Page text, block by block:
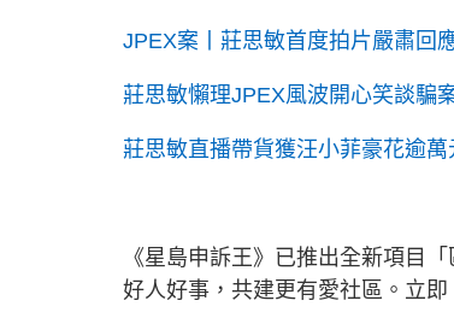
JPEX案丨莊思敏首度拍片嚴肅回
莊思敏懶理JPEX風波開心笑談騙
莊思敏直播帶貨獲汪小菲豪花逾
《星島申訴王》已推出全新項目
好人好事，共建更有愛社區。立即